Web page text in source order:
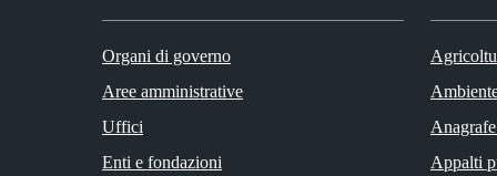
Organi di governo
Aree amministrative
Uffici
Enti e fondazioni
Appalti